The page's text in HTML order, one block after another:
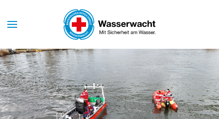
Skip to main content